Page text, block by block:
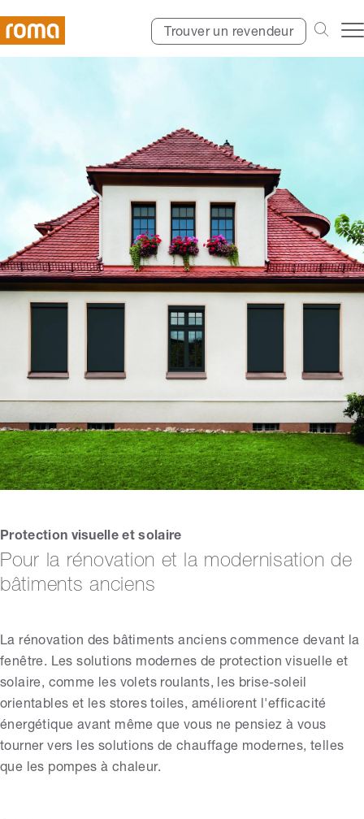
Trouver un revendeur
Protection visuelle et solaire
Pour la rénovation et la modernisation de
bâtiments anciens
La rénovation des bâtiments anciens commence devant la
fenêtre. Les solutions modernes de protection visuelle et
solaire, comme les volets roulants, les brise-soleil
orientables et les stores toiles, améliorent l'efficacité
énergétique avant même que vous ne pensiez à vous
tourner vers les solutions de chauffage modernes, telles
que les pompes à chaleur.